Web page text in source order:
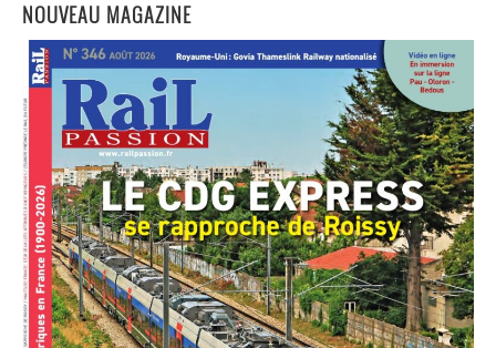
NOUVEAU MAGAZINE